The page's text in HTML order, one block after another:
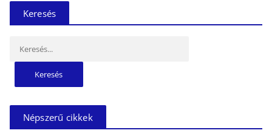
Keresés
Népszerű cikkek